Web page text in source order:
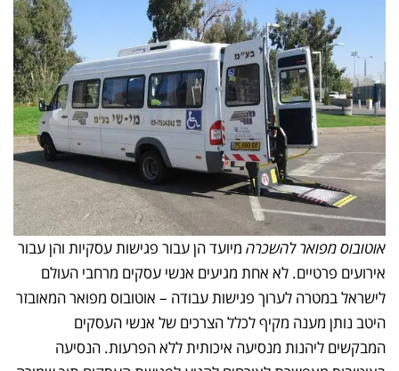
אוטובוס מפואר להשכרה מיועד הן עבור פגישות עסקיות והן עבור
אירועים פרטיים. לא אחת מגיעים אנשי עסקים מרחבי העולם
לישראל במטרה לערוך פגישות עבודה – אוטובוס מפואר המאובזר
היטב נותן מענה מקיף לכלל הצרכים של אנשי העסקים
המבקשים ליהנות מנסיעה איכותית ללא הפרעות. הנסיעה